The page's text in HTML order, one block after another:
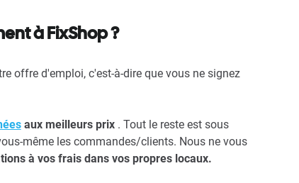
à FixShop ?
offre d'emploi, c'est-à-dire que vous ne signez
aux meilleurs prix. Tout le reste est sous
même les commandes/clients. Nous ne vous
à vos frais dans vos propres locaux.